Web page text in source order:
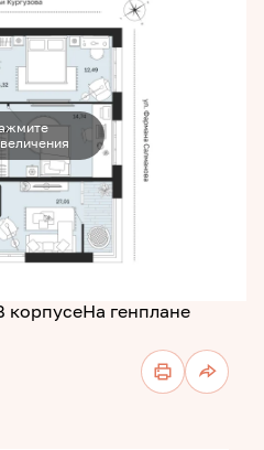
корпусеНа генплане